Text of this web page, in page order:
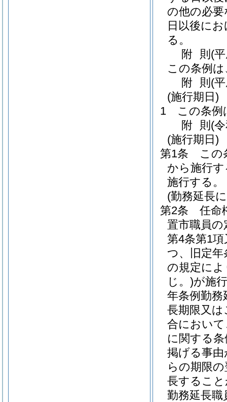
の他の必
日以後に
る。
附 則 (
この条例
附 則 (
(施行期日)
1
この条例
附 則 (
(施行期日)
第1条
この
から施行
施行する。
(勤務延長
第2条
任命
置市職員
第4条第1
つ、旧定年
の規定に
じ。)が施
年条例勤務
長期限又
合におい
に関する条
掲げる事
らの期限
長するこ
勤務延長職